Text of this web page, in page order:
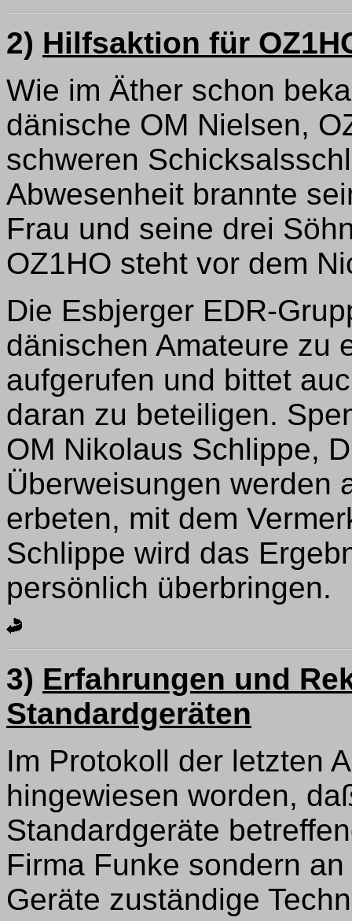
2) Hilfsaktion für
Wie im Äther schon
dänische OM Nielsen,
schweren
Abwesenheit brannte
Frau und seine drei
OZ1HO steht vor dem
Die Esbjerger EDR-
dänischen Amateure zu
aufgerufen und bittet
daran zu beteiligen.
OM Nikolaus Schlippe,
Überweisungen werden
erbeten, mit dem
Schlippe wird das
persönlich überbringen.
3) Erfahrungen und
Standardgeräten
Im Protokoll der letzten
hingewiesen worden,
Standardgeräte
Firma Funke sondern
Geräte zuständige